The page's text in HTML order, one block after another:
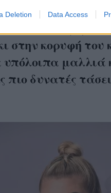
Deletion Data Access
στην κορυφή του
υπόλοιπα
πιο δυνατές